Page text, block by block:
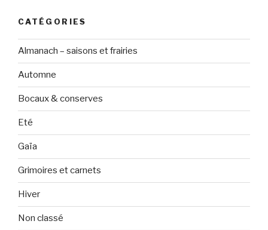
CATÉGORIES
Almanach – saisons et frairies
Automne
Bocaux & conserves
Eté
Gaïa
Grimoires et carnets
Hiver
Non classé